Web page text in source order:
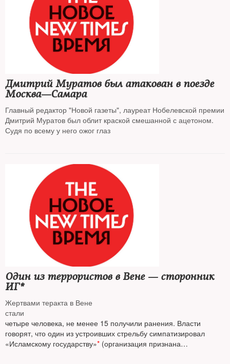
Дмитрий Муратов был атакован в поезде
Москва—Самара
Главный редактор "Новой газеты", лауреат Нобелевской премии
Дмитрий Муратов был облит краской смешанной с ацетоном.
Судя по всему у него ожог глаз
Один из террористов в Вене — сторонник
ИГ*
Жертвами теракта в Вене
стали
четыре человека, не менее 15 получили ранения. Власти
говорят, что один из устроивших стрельбу симпатизировал
«Исламскому государству»* (организация признана